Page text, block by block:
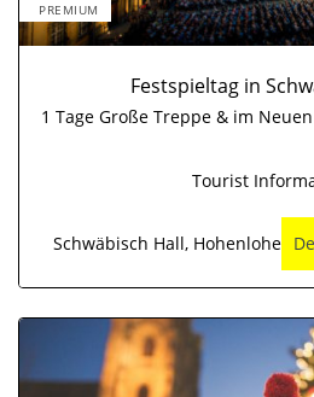
PREMIUM
Festspieltag in
1 Tage Große Treppe & im
Tourist
Schwäbisch Hall, Hohenlohe